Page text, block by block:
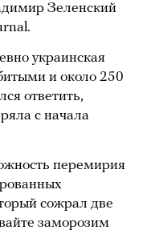
Зеленский
украинская
и около 250
ответить,
с начала
перемирия
сожрал две
заморозим